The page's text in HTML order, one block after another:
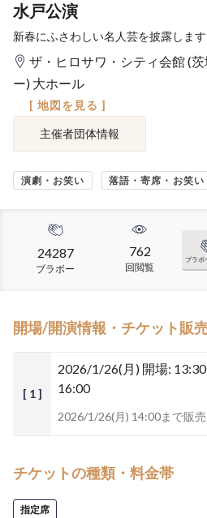
水戸公演
新春にふさわしい名人芸を披露します
ザ・ヒロサワ・シティ会館 (
ー) 大ホール
[ 地図を見る ]
主催者団体情報
演劇・お笑い 落語・寄席・お笑い
24287
ブラボー
762
回閲覧
ブラボ
開場/開演情報・チケット販
[ 1 ]
2026/1/26(月) 開場:
16:00
2026/1/26(月) 14:00まで販売
チケットの種類・料金帯
指定席